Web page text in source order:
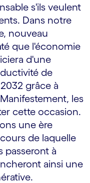
s'ils veulent
Dans notre
nouveau
que l'économie
d'une
de
grâce à
les
cette occasion.
une ère
de laquelle
passeront à
ainsi une